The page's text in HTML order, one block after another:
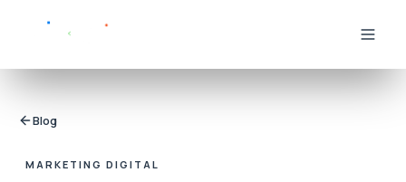
Blog
MARKETING DIGITAL